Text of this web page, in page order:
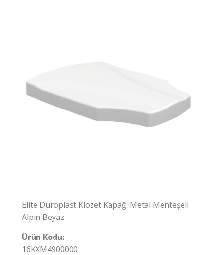
Elite Duroplast Klozet Kapağı Metal Menteşeli
Alpin Beyaz
Ürün Kodu:
16KXM4900000